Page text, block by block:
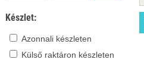
Készlet:
Azonnali készleten
Külső raktáron készleten